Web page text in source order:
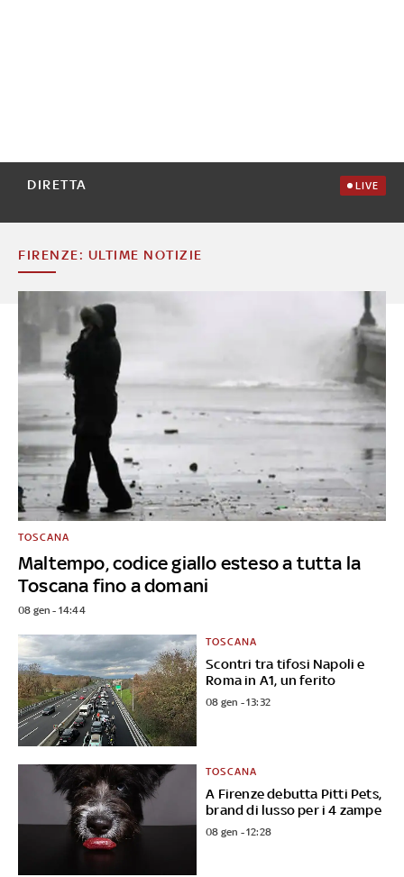
DIRETTA LIVE
FIRENZE: ULTIME NOTIZIE
Maltempo, codice giallo esteso a tutta la
Toscana fino a domani
TOSCANA
08 gen - 14:44
Scontri tra tifosi Napoli e
Roma in A1, un ferito
TOSCANA
08 gen - 13:32
A Firenze debutta Pitti Pets,
brand di lusso per i 4 zampe
TOSCANA
08 gen - 12:28